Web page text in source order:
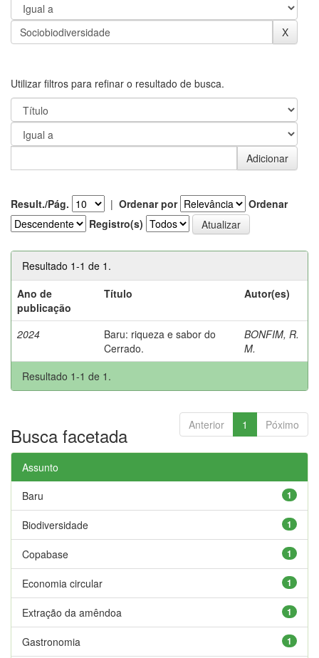
Utilizar filtros para refinar o resultado de busca.
Result./Pág. | Ordenar por
Ordenar
Registro(s)
Resultado 1-1 de 1.
Ano de
publicação
Título Autor(es)
2024
Baru: riqueza e sabor do
Cerrado.
BONFIM, R.
M.
Resultado 1-1 de 1.
Anterior 1 Póximo
Busca facetada
Assunto
1
Baru
1
Biodiversidade
1
Copabase
1
Economia circular
1
Extração da amêndoa
1
Gastronomia